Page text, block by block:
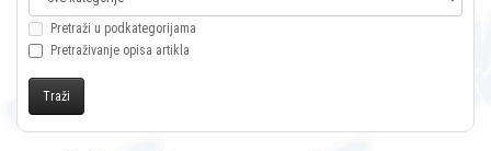
Pretraži u podkategorijama
Pretraživanje opisa artikla